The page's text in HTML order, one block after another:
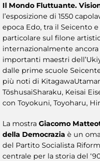
Il Mondo Fluttuante.
l’esposizione di 1550
epoca Edo, tra il Seicento
particolare sul filone
internazionalmente
importanti maestri
dalle prime scuole
più noti di
TōshusaiSharaku, Keisai
con Toyokuni, Toyoharu,
La mostra Giacomo
della Democrazia è un
del Partito Socialista
centrale per la storia del